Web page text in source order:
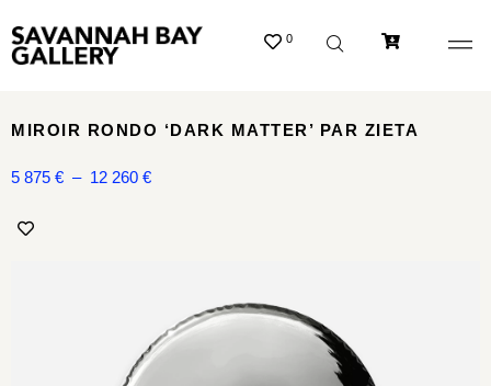
0
MIROIR RONDO ‘DARK MATTER’ PAR ZIETA
5 875 € – 12 260 €